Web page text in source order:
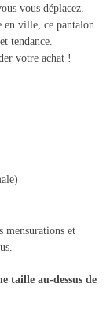
vous déplacez.
en ville, ce pantalon
tendance.
votre achat !
mensurations et
taille au-dessus de